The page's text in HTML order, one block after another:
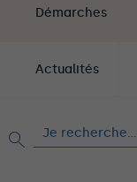
Démarches
Actualités
Rechercher :